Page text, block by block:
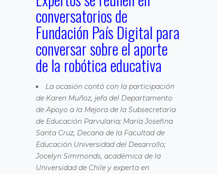
conversatorios de
Fundación País Digital para
conversar sobre el aporte
de la robótica educativa
La ocasión contó con la participación
de Karen Muñoz, jefa del Departamento
de Apoyo a la Mejora de la Subsecretaría
de Educación Parvularia; María Josefina
Santa Cruz, Decana de la Facultad de
Educación Universidad del Desarrollo;
Jocelyn Simmonds, académica de la
Universidad de Chile y experta en